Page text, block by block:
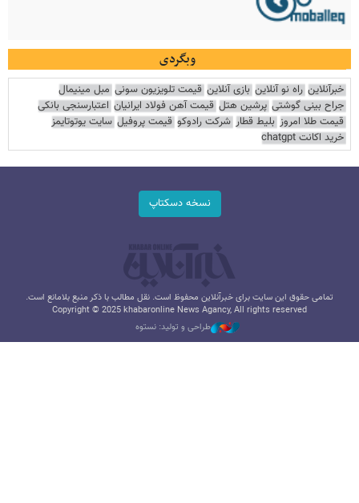
وبگردی
خبرآنلاین راه نو آنلاین بازی آنلاین قیمت تلویزیون سونی مبل مینیمال
جراح بینی گوشتی پرشین هتل قیمت آهن فولاد ایرانیان اعتبارسنجی بانکی
قیمت طلا امروز بلیط قطار شرکت رادوکو قیمت پروفیل سایت یوتوتایمز
خرید اکانت chatgpt
نسخه دسکتاپ
تمامی حقوق این سایت برای خبرآنلاین محفوظ است. نقل مطالب با ذکر منبع بلامانع است.
Copyright © 2025 khabaronline News Agancy, All rights reserved
طراحی و تولید: نستوه